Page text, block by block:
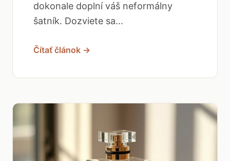
dokonale doplní váš neformálny
šatník. Dozviete sa...
Čítať článok →